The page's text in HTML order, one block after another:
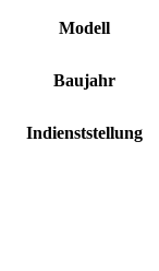
Modell
Baujahr
Indienststellung